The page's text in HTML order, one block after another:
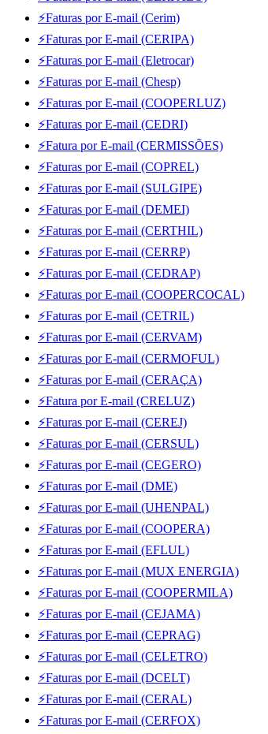
⚡Faturas por E-mail (Cerim)
⚡Faturas por E-mail (CERIPA)
⚡Faturas por E-mail (Eletrocar)
⚡Faturas por E-mail (Chesp)
⚡Faturas por E-mail (COOPERLUZ)
⚡Faturas por E-mail (CEDRI)
⚡Fatura por E-mail (CERMISSÕES)
⚡Faturas por E-mail (COPREL)
⚡Faturas por E-mail (SULGIPE)
⚡Faturas por E-mail (DEMEI)
⚡Faturas por E-mail (CERTHIL)
⚡Faturas por E-mail (CERRP)
⚡Faturas por E-mail (CEDRAP)
⚡Faturas por E-mail (COOPERCOCAL)
⚡Faturas por E-mail (CETRIL)
⚡Faturas por E-mail (CERVAM)
⚡Faturas por E-mail (CERMOFUL)
⚡Faturas por E-mail (CERAÇA)
⚡Fatura por E-mail (CRELUZ)
⚡Faturas por E-mail (CEREJ)
⚡Faturas por E-mail (CERSUL)
⚡Faturas por E-mail (CEGERO)
⚡Faturas por E-mail (DME)
⚡Faturas por E-mail (UHENPAL)
⚡Faturas por E-mail (COOPERA)
⚡Faturas por E-mail (EFLUL)
⚡Faturas por E-mail (MUX ENERGIA)
⚡Faturas por E-mail (COOPERMILA)
⚡Faturas por E-mail (CEJAMA)
⚡Faturas por E-mail (CEPRAG)
⚡Faturas por E-mail (CELETRO)
⚡Faturas por E-mail (DCELT)
⚡Faturas por E-mail (CERAL)
⚡Faturas por E-mail (CERFOX)